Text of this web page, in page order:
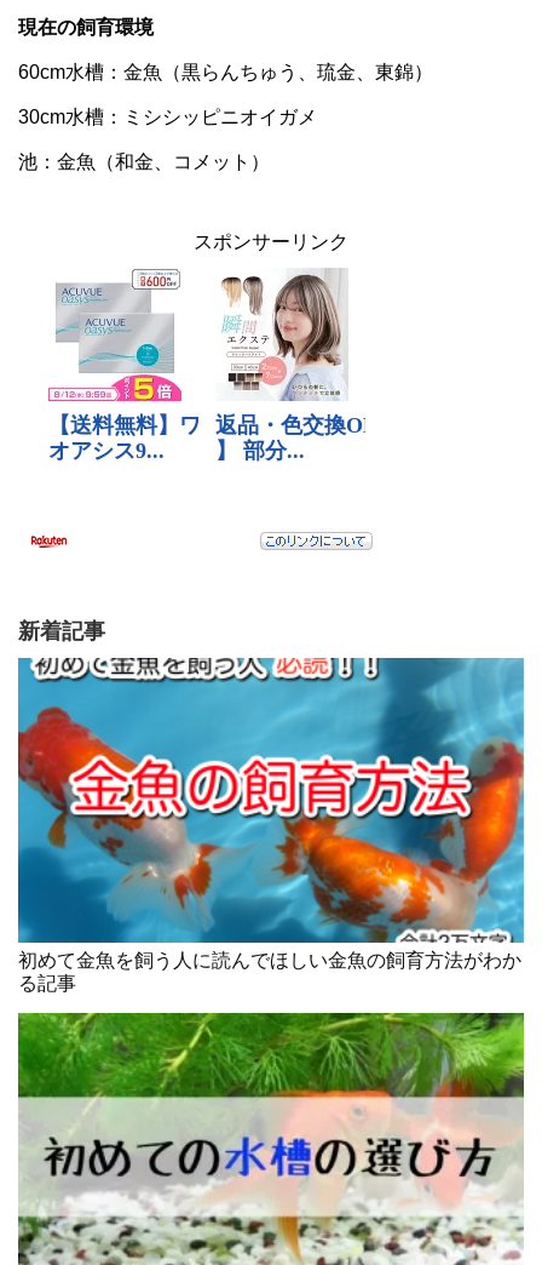
現在の飼育環境
60cm水槽：金魚（黒らんちゅう、琉金、東錦）
30cm水槽：ミシシッピニオイガメ
池：金魚（和金、コメット）
スポンサーリンク
新着記事
初めて金魚を飼う人に読んでほしい金魚の飼育方法がわか
る記事